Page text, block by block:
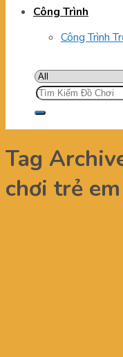
Công Trình
Công Trình
Tìm
kiếm:
Tag
chơi trẻ